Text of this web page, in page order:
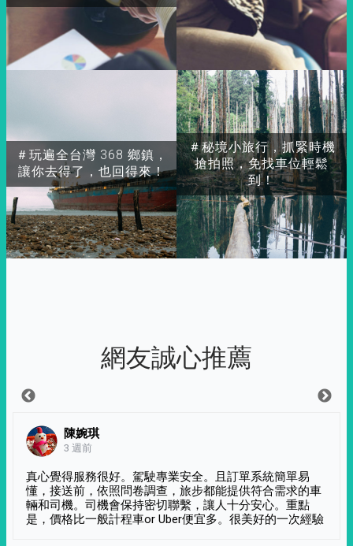
＃玩遍全台灣 368 鄉鎮，
讓你去得了，也回得來！
＃秘境小旅行，抓緊時機
搶拍照，免找車位輕鬆
到！
網友誠心推薦
陳婉琪
3 週前
真心覺得服務很好。駕駛專業安全。且訂單系統簡單易
懂，接送前，依照問卷調查，旅步都能提供符合需求的車
輛和司機。司機會保持密切聯繫，讓人十分安心。重點
是，價格比一般計程車or Uber便宜多。很美好的一次經驗